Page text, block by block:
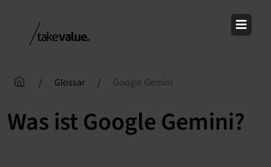
content
/ Glossar / Google Gemini
Was ist Google Gemini?